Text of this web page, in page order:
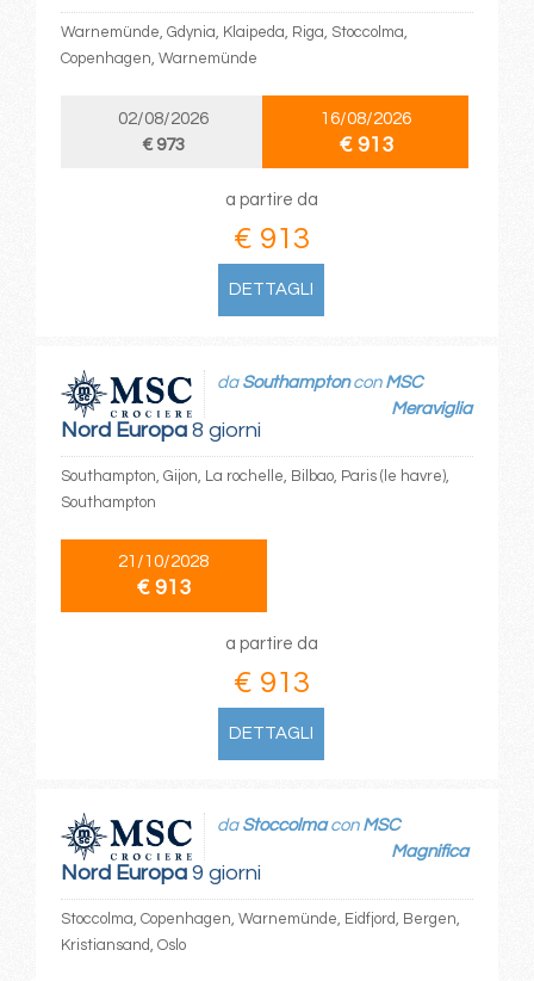
Warnemünde, Gdynia, Klaipeda, Riga, Stoccolma,
Copenhagen, Warnemünde
02/08/2026
€ 973
16/08/2026
€ 913
a partire da
€ 913
DETTAGLI
Nord Europa8 giorni
da Southamptoncon MSC
Meraviglia
Southampton, Gijon, La rochelle, Bilbao, Paris (le havre),
Southampton
21/10/2028
€ 913
a partire da
€ 913
DETTAGLI
Nord Europa9 giorni
da Stoccolmacon MSC
Magnifica
Stoccolma, Copenhagen, Warnemünde, Eidfjord, Bergen,
Kristiansand, Oslo